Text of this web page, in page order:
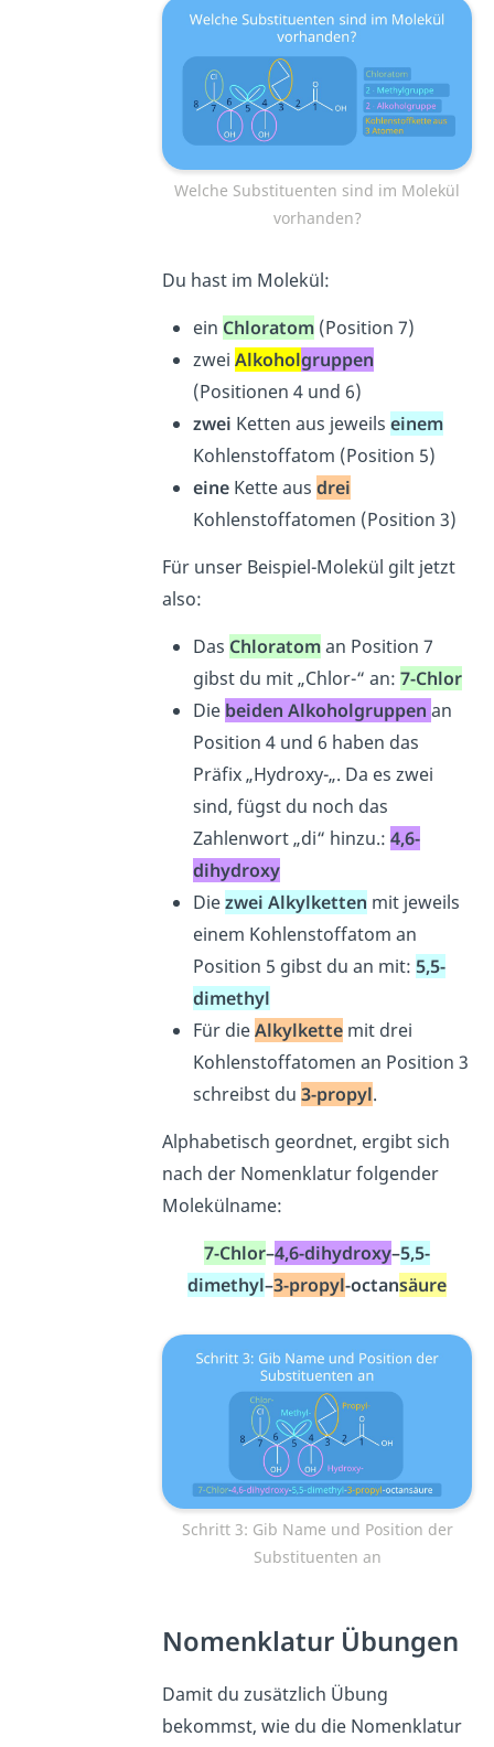
Welche Substituenten sind im Molekül
vorhanden?
Du hast im Molekül:
ein Chloratom (Position 7)
zweiAlkoholgruppen
(Positionen 4 und 6)
zwei Ketten aus jeweilseinem
Kohlenstoffatom (Position 5)
eine Kette ausdrei
Kohlenstoffatomen (Position 3)
Für unser Beispiel-Molekül gilt jetzt
also:
Das Chloratoman Position 7
gibst du mit „Chlor-“ an:7-Chlor
Die beiden Alkoholgruppen an
Position 4 und 6 haben das
Präfix „Hydroxy-„. Da es zwei
sind, fügst du noch das
Zahlenwort „di“ hinzu.:4,6-
dihydroxy
Diezwei Alkylketten mit jeweils
einem Kohlenstoffatom an
Position 5 gibst du an mit:5,5-
dimethyl
Für dieAlkylkette mit drei
Kohlenstoffatomen an Position 3
schreibst du3-propyl.
Alphabetisch geordnet, ergibt sich
nach der Nomenklatur folgender
Molekülname:
7-Chlor–4,6-dihydroxy–5,5-
dimethyl–3-propyl-octansäure
Schritt 3: Gib Name und Position der
Substituenten an
Nomenklatur Übungen
Damit du zusätzlich Übung
bekommst, wie du die Nomenklatur